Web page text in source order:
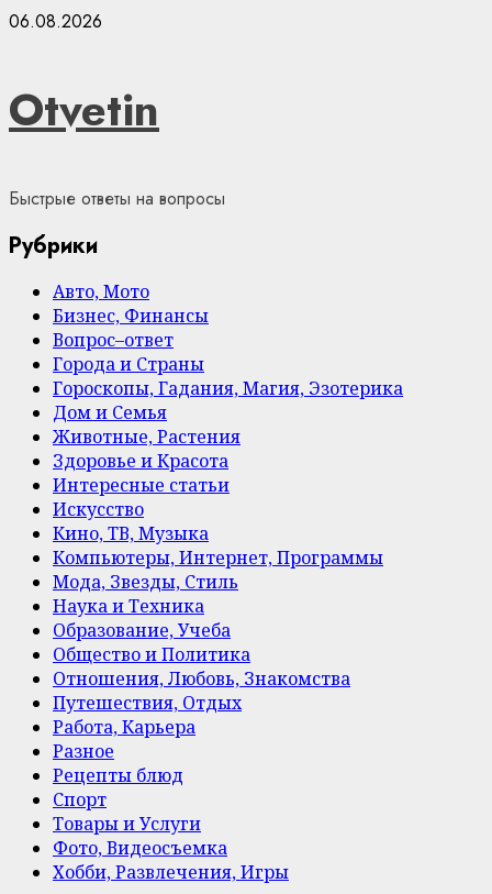
Skip
06.08.2026
Otvetin
Быстрые ответы на вопросы
Рубрики
Авто, Мото
Бизнес, Финансы
Вопрос–ответ
Города и Страны
Гороскопы, Гадания, Магия, Эзотерика
Дом и Семья
Животные, Растения
Здоровье и Красота
Интересные статьи
Искусство
Кино, ТВ, Музыка
Компьютеры, Интернет, Программы
Мода, Звезды, Стиль
Наука и Техника
Образование, Учеба
Общество и Политика
Отношения, Любовь, Знакомства
Путешествия, Отдых
Работа, Карьера
Разное
Рецепты блюд
Спорт
Товары и Услуги
Фото, Видеосъемка
Хобби, Развлечения, Игры